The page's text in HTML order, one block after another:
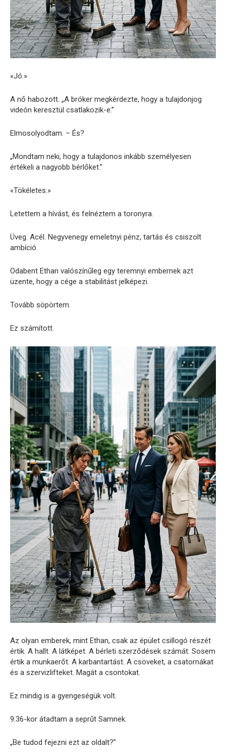
«Jó.»
A nő habozott. „A bróker megkérdezte, hogy a tulajdonjog
videón keresztül csatlakozik-e.”
Elmosolyodtam. – És?
„Mondtam neki, hogy a tulajdonos inkább személyesen
értékeli a nagyobb bérlőket.”
«Tökéletes.»
Letettem a hívást, és felnéztem a toronyra.
Üveg. Acél. Negyvenegy emeletnyi pénz, tartás és csiszolt
ambíció.
Odabent Ethan valószínűleg egy teremnyi embernek azt
üzente, hogy a cége a stabilitást jelképezi.
Tovább söpörtem.
Ez számított.
Az olyan emberek, mint Ethan, csak az épület csillogó részét
értik. A hallt. A látképet. A bérleti szerződések számát. Sosem
értik a munkaerőt. A karbantartást. A csöveket, a csatornákat
és a szervizlifteket. Magát a csontokat.
Ez mindig is a gyengeségük volt.
9:36-kor átadtam a seprűt Samnek.
„Be tudod fejezni ezt az oldalt?”